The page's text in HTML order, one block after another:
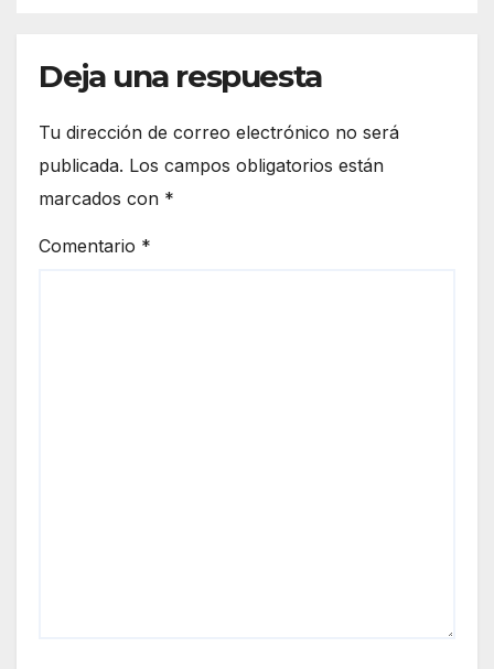
Deja una respuesta
Tu dirección de correo electrónico no será
publicada. Los campos obligatorios están
marcados con *
Comentario *